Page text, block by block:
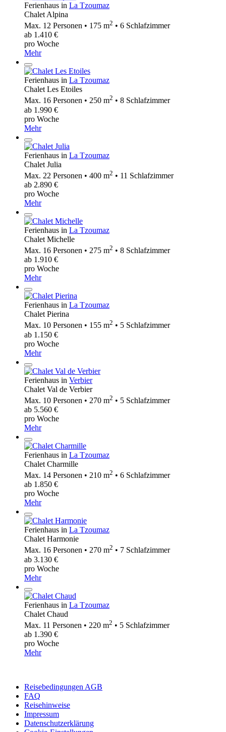
Ferienhaus in La Tzoumaz
Chalet Alpina
Max. 12 Personen • 175 m2 • 6 Schlafzimmer
ab 1.410 €
pro Woche
Mehr
Ferienhaus in La Tzoumaz
Chalet Les Etoiles
Max. 16 Personen • 250 m2 • 8 Schlafzimmer
ab 1.990 €
pro Woche
Mehr
Ferienhaus in La Tzoumaz
Chalet Julia
Max. 22 Personen • 400 m2 • 11 Schlafzimmer
ab 2.890 €
pro Woche
Mehr
Ferienhaus in La Tzoumaz
Chalet Michelle
Max. 16 Personen • 275 m2 • 8 Schlafzimmer
ab 1.910 €
pro Woche
Mehr
Ferienhaus in La Tzoumaz
Chalet Pierina
Max. 10 Personen • 155 m2 • 5 Schlafzimmer
ab 1.150 €
pro Woche
Mehr
Ferienhaus in Verbier
Chalet Val de Verbier
Max. 10 Personen • 270 m2 • 5 Schlafzimmer
ab 5.560 €
pro Woche
Mehr
Ferienhaus in La Tzoumaz
Chalet Charmille
Max. 14 Personen • 210 m2 • 6 Schlafzimmer
ab 1.850 €
pro Woche
Mehr
Ferienhaus in La Tzoumaz
Chalet Harmonie
Max. 16 Personen • 270 m2 • 7 Schlafzimmer
ab 3.130 €
pro Woche
Mehr
Ferienhaus in La Tzoumaz
Chalet Chaud
Max. 11 Personen • 220 m2 • 5 Schlafzimmer
ab 1.390 €
pro Woche
Mehr
Reisebedingungen AGB
FAQ
Reisehinweise
Impressum
Datenschutzerklärung